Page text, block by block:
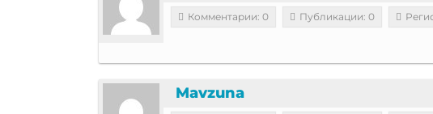
Комментарии: 0 Публикации: 0
Mavzuna